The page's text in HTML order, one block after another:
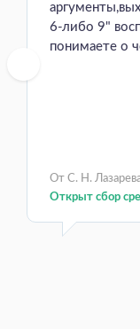
6-либо 9"
понимаете о
От С. Н.
Открыт сбор